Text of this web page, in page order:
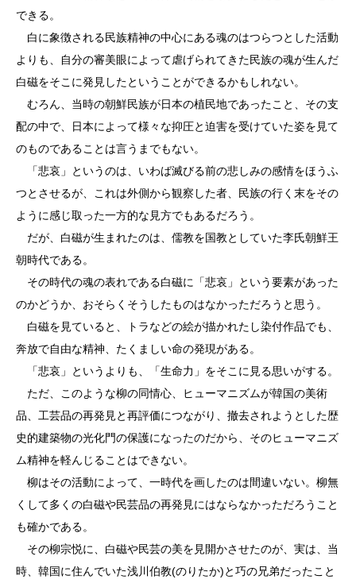
できる。
白に象徴される民族精神の中心にある魂のはつらつとした活動
よりも、自分の審美眼によって虐げられてきた民族の魂が生んだ
白磁をそこに発見したということができるかもしれない。
むろん、当時の朝鮮民族が日本の植民地であったこと、その支
配の中で、日本によって様々な抑圧と迫害を受けていた姿を見て
のものであることは言うまでもない。
「悲哀」というのは、いわば滅びる前の悲しみの感情をほうふ
つとさせるが、これは外側から観察した者、民族の行く末をその
ように感じ取った一方的な見方でもあるだろう。
だが、白磁が生まれたのは、儒教を国教としていた李氏朝鮮王
朝時代である。
その時代の魂の表れである白磁に「悲哀」という要素があった
のかどうか、おそらくそうしたものはなかっただろうと思う。
白磁を見ていると、トラなどの絵が描かれたし染付作品でも、
奔放で自由な精神、たくましい命の発現がある。
「悲哀」というよりも、「生命力」をそこに見る思いがする。
ただ、このような柳の同情心、ヒューマニズムが韓国の美術
品、工芸品の再発見と再評価につながり、撤去されようとした歴
史的建築物の光化門の保護になったのだから、そのヒューマニズ
ム精神を軽んじることはできない。
柳はその活動によって、一時代を画したのは間違いない。柳無
くして多くの白磁や民芸品の再発見にはならなかっただろうこと
も確かである。
その柳宗悦に、白磁や民芸の美を見開かさせたのが、実は、当
時、韓国に住んでいた浅川伯教(のりたか)と巧の兄弟だったこと